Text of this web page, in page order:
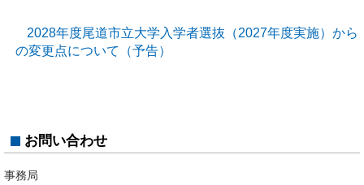
2028年度尾道市立大学入学者選抜（2027年度実施）から
の変更点について（予告）
お問い合わせ
事務局